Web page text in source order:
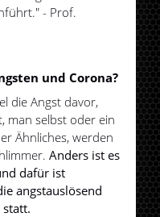
- Prof.
und Corona?
die Angst davor,
man selbst oder ein
Ähnliches, werden
Anders ist es
dafür ist
angstauslösend